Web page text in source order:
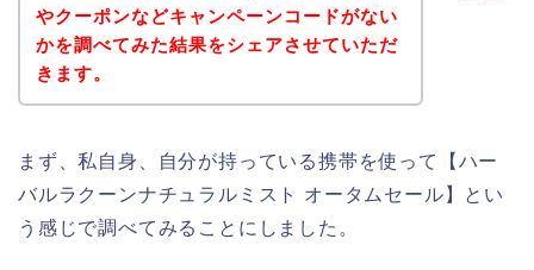
やクーポンなどキャンペーンコードがない
かを調べてみた結果をシェアさせていただ
きます。
まず、私自身、自分が持っている携帯を使って【ハー
バルラクーンナチュラルミスト オータムセール】とい
う感じで調べてみることにしました。